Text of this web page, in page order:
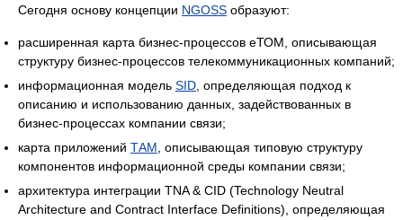
Сегодня основу концепции NGOSS образуют:
расширенная карта бизнес-процессов еТОМ, описывающая
структуру бизнес-процессов телекоммуникационных компаний;
информационная модель SID , определяющая подход к
описанию и использованию данных, задействованных в
бизнес-процессах компании связи;
карта приложений ТАМ , описывающая типовую структуру
компонентов информационной среды компании связи;
архитектура интеграции TNA & CID (Technology Neutral
Architecture and Contract Interface Definitions), определяющая